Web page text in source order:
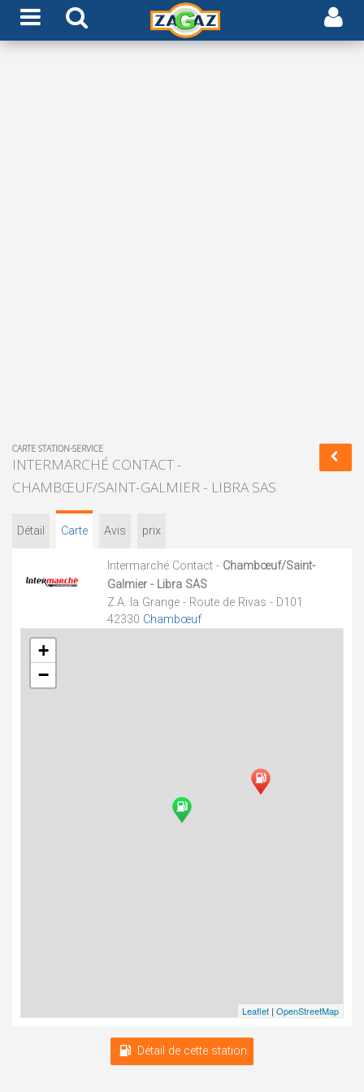
CARTE STATION-SERVICE
INTERMARCHÉ CONTACT -
CHAMBŒUF/SAINT-GALMIER - LIBRA SAS
Détail Carte Avis prix
Intermarché Contact - Chambœuf/Saint-
Galmier - Libra SAS
Z.A. la Grange - Route de Rivas - D101
42330 Chambœuf
+
−
Leaflet | OpenStreetMap
Détail de cette station